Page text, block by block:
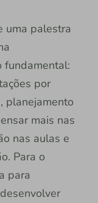
uma palestra
fundamental:
por
planejamento
mais nas
nas aulas e
Para o
para